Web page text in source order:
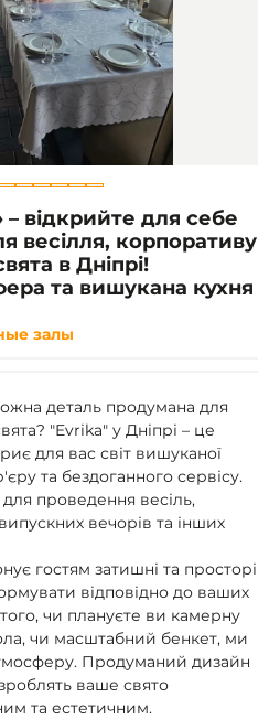
1
of
8
відкрийте для себе
весілля, корпоративу
в Дніпрі!
та вишукана кухня
залы
деталь продумана для
"Evrika" у Дніпрі – це
для вас світ вишуканої
та бездоганного сервісу.
проведення весіль,
вечорів та інших
гостям затишні та просторі
відповідно до ваших
чи плануєте ви камерну
чи масштабний бенкет, ми
Продуманий дизайн
ваше свято
та естетичним.